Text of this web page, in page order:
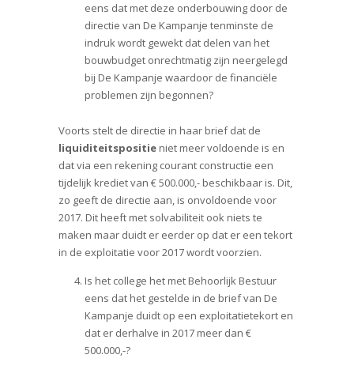
eens dat met deze onderbouwing door de
directie van De Kampanje tenminste de
indruk wordt gewekt dat delen van het
bouwbudget onrechtmatig zijn neergelegd
bij De Kampanje waardoor de financiële
problemen zijn begonnen?
Voorts stelt de directie in haar brief dat de
liquiditeitspositieniet meer voldoende is en
dat via een rekening courant constructie een
tijdelijk krediet van € 500.000,- beschikbaar is. Dit,
zo geeft de directie aan, is onvoldoende voor
2017. Dit heeft met solvabiliteit ook niets te
maken maar duidt er eerder op dat er een tekort
in de exploitatie voor 2017 wordt voorzien.
Is het college het met Behoorlijk Bestuur
eens dat het gestelde in de brief van De
Kampanje duidt op een exploitatietekort en
dat er derhalve in 2017 meer dan €
500.000,-?